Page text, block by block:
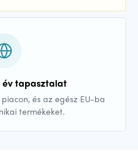
év tapasztalat
és az egész EU-ba
termékeket.